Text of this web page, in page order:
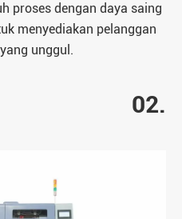
proses dengan daya saing
menyediakan pelanggan
unggul.
02.